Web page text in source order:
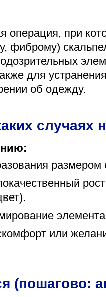
операция, при
фиброму)
для
об одежду.
случаях
размером
или
(пошагово: